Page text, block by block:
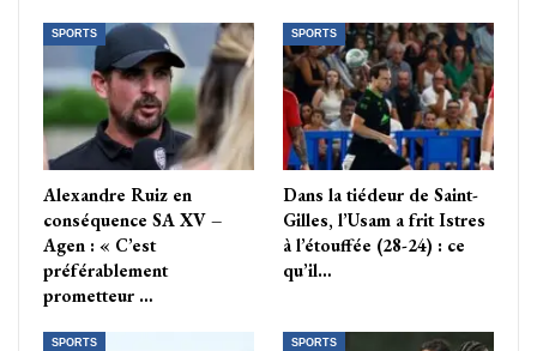
SPORTS
Alexandre Ruiz en
conséquence SA XV –
Agen : « C’est
préférablement
prometteur …
SPORTS
Dans la tiédeur de Saint-
Gilles, l’Usam a frit Istres
à l’étouffée (28-24) : ce
qu’il…
SPORTS SPORTS